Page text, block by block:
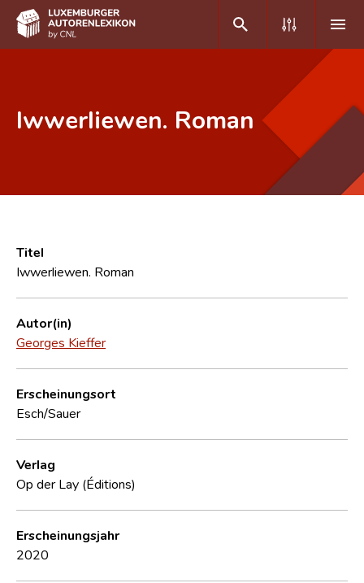
Häufige Fragen und Antworten
CNL
Forschungsgruppe
Kontakt
Iwwerliewen. Roman
Titel
Iwwerliewen. Roman
Autor(in)
Georges Kieffer
Erscheinungsort
Esch/Sauer
Verlag
Op der Lay (Éditions)
Erscheinungsjahr
2020